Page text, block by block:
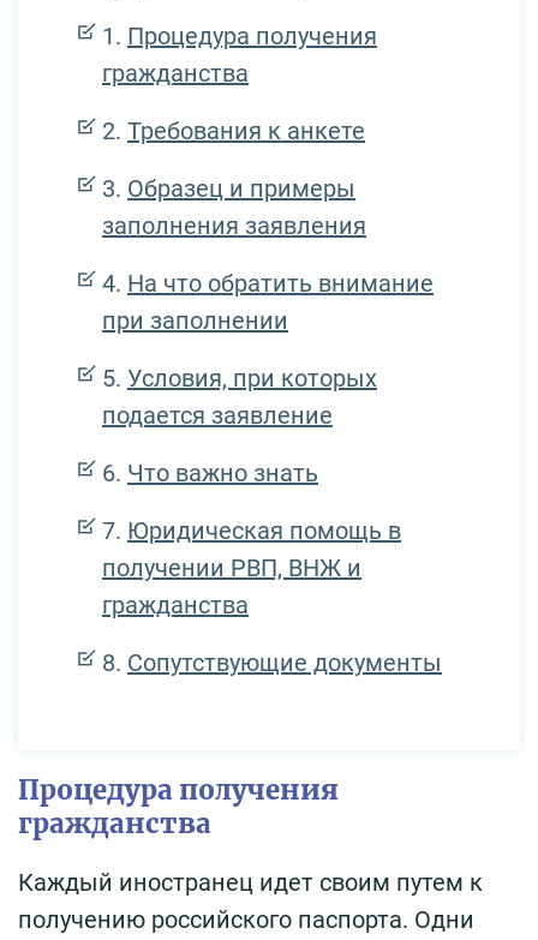
Процедура получения
гражданства
Требования к анкете
Образец и примеры
заполнения заявления
На что обратить внимание
при заполнении
Условия, при которых
подается заявление
Что важно знать
Юридическая помощь в
получении РВП, ВНЖ и
гражданства
Сопутствующие документы
Процедура получения
гражданства
Каждый иностранец идет своим путем к
получению российского паспорта. Одни